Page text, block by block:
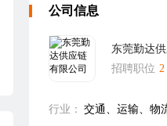
公司信息
东莞勤达
招聘职位 2
行业： 交通、运输、物